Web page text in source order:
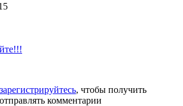
зарегистрируйтесь, чтобы получить
комментарии